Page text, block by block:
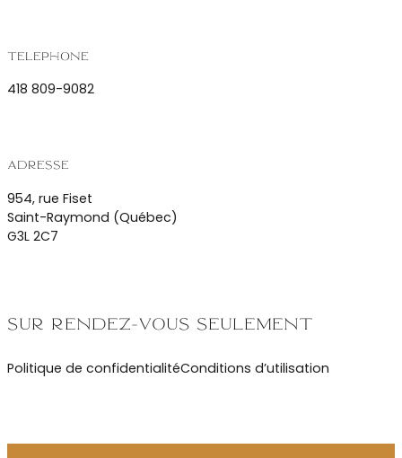
Sur rendez-vous seulement
Politique de confidentialitéConditions d’utilisation
Téléphone
418 809-9082
Adresse
954, rue Fiset
Saint-Raymond (Québec)
G3L 2C7